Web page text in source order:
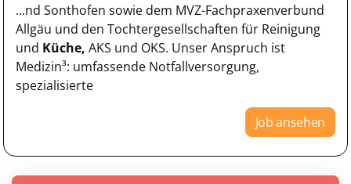
...nd Sonthofen sowie dem MVZ-Fachpraxenverbund
Allgäu und den Tochtergesellschaften für Reinigung
und Küche, AKS und OKS. Unser Anspruch ist
Medizin³: umfassende Notfallversorgung,
spezialisierte
Job ansehen